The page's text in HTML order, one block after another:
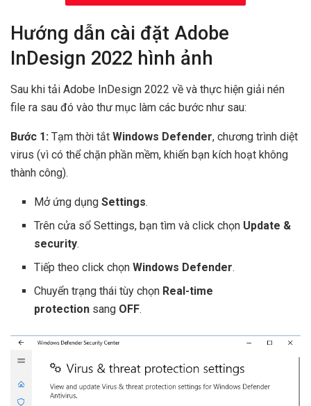
Hướng dẫn cài đặt Adobe
InDesign 2022 hình ảnh
Sau khi tải Adobe InDesign 2022 về và thực hiện giải nén
file ra sau đó vào thư mục làm các bước như sau:
Bước 1: Tạm thời tắt Windows Defender, chương trình diệt
virus (vì có thể chặn phần mềm, khiến bạn kích hoạt không
thành công).
Mở ứng dụngSettings.
Trên cửa sổ Settings, bạn tìm và click chọn Update &
security.
Tiếp theo click chọnWindows Defender.
Chuyển trạng thái tùy chọn Real-time
protection sang OFF.